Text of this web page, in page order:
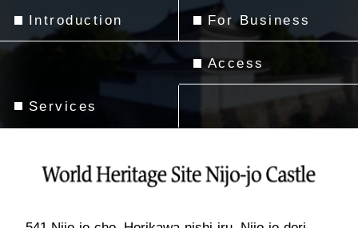
Introduction
Services
For Business
Access